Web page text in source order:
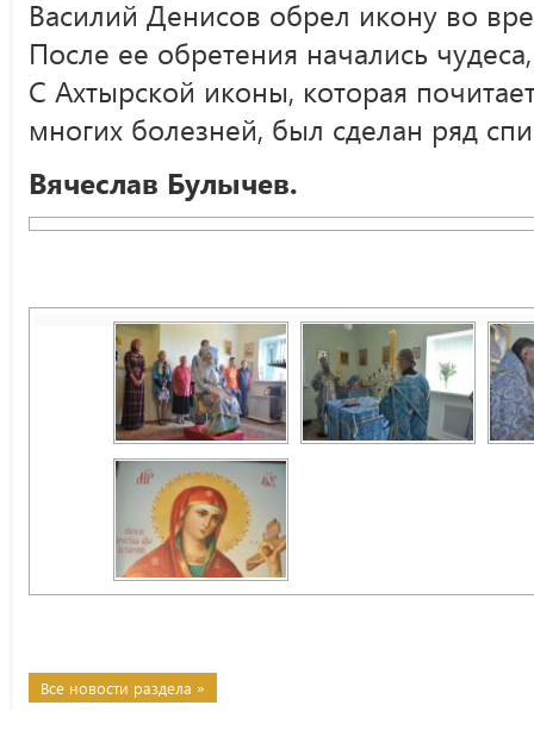
Василий Денисов обрел икону во
После ее обретения начались
С Ахтырской иконы, которая
многих болезней, был сделан ряд
Вячеслав Булычев.
Все новости раздела »